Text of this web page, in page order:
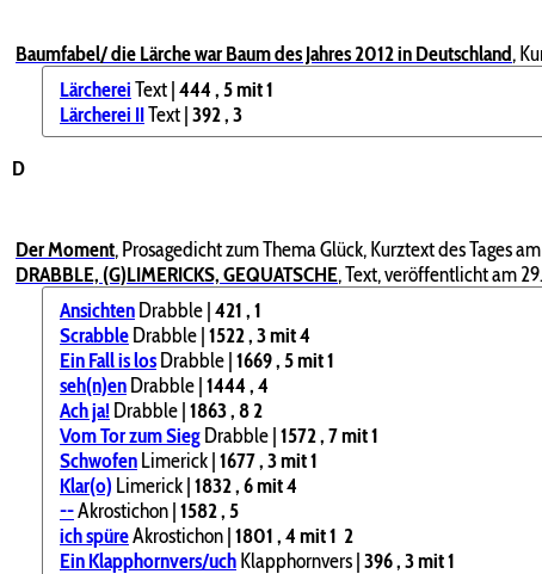
Baumfabel/ die Lärche war Baum des Jahres 2012 in Deutschland,
LärchereiText |444, 5mit 1
Lärcherei IIText |392, 3
D
Der Moment,Prosagedicht zum Thema Glück, Kurztext des Tages
DRABBLE, (G)LIMERICKS, GEQUATSCHE,Text, veröffentlicht am
AnsichtenDrabble |421, 1
ScrabbleDrabble |1522, 3mit 4
Ein Fall is losDrabble |1669, 5mit 1
seh(n)enDrabble |1444, 4
Ach ja!Drabble |1863, 82
Vom Tor zum SiegDrabble |1572, 7mit 1
SchwofenLimerick |1677, 3mit 1
Klar(o) Limerick |1832, 6mit 4
--Akrostichon |1582, 5
ich spüreAkrostichon |1801, 4mit 1 2
Ein Klapphornvers/uchKlapphornvers |396, 3mit 1